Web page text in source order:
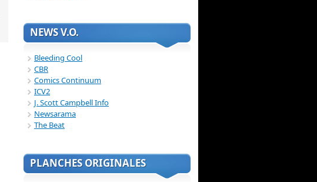
NEWS V.O.
Bleeding Cool
CBR
Comics Continuum
ICV2
J. Scott Campbell Info
Newsarama
The Beat
PLANCHES ORIGINALES